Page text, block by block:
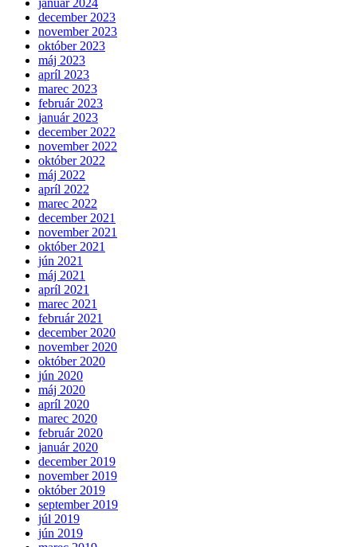
január 2024
december 2023
november 2023
október 2023
máj 2023
apríl 2023
marec 2023
február 2023
január 2023
december 2022
november 2022
október 2022
máj 2022
apríl 2022
marec 2022
december 2021
november 2021
október 2021
jún 2021
máj 2021
apríl 2021
marec 2021
február 2021
december 2020
november 2020
október 2020
jún 2020
máj 2020
apríl 2020
marec 2020
február 2020
január 2020
december 2019
november 2019
október 2019
september 2019
júl 2019
jún 2019